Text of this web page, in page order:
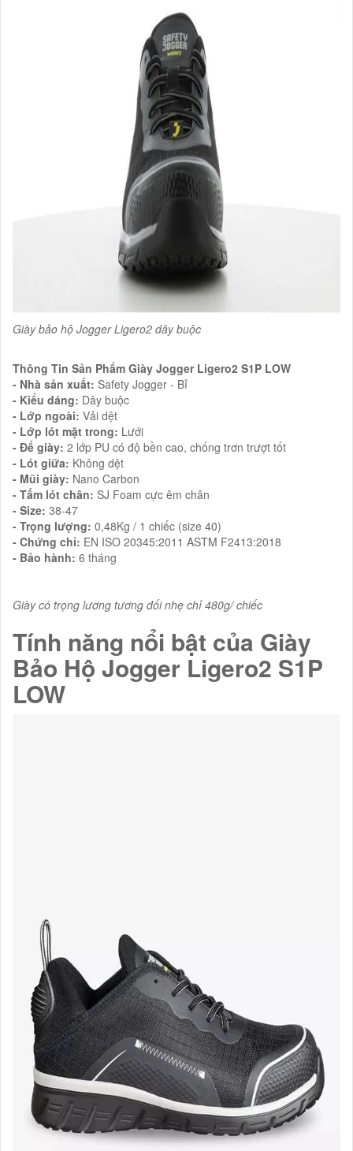
Giày bảo hộ Jogger Ligero2 dây buộc
Thông Tin Sản Phẩm Giày Jogger Ligero2 S1P LOW
- Nhà sản xuất: Safety Jogger - Bỉ
- Kiểu dáng: Dây buộc
- Lớp ngoài: Vải dệt
- Lớp lót mặt trong: Lưới
- Đế giày: 2 lớp PU có độ bền cao, chống trơn trượt tốt
- Lót giữa: Không dệt
- Mũi giày: Nano Carbon
- Tấm lót chân: SJ Foam cực êm chân
- Size: 38-47
- Trọng lượng: 0,48Kg / 1 chiếc (size 40)
- Chứng chỉ: EN ISO 20345:2011 ASTM F2413:2018
- Bảo hành: 6 tháng
Giày có trọng lương tương đối nhẹ chỉ 480g/ chiếc
Tính năng nổi bật của Giày
Bảo Hộ Jogger Ligero2 S1P
LOW